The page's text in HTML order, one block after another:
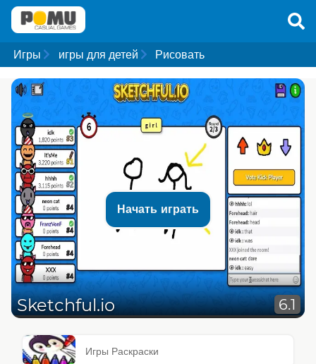
Игры игры для детей Рисовать
Начать играть
Sketchful.io 6.1
Игры Раскраски